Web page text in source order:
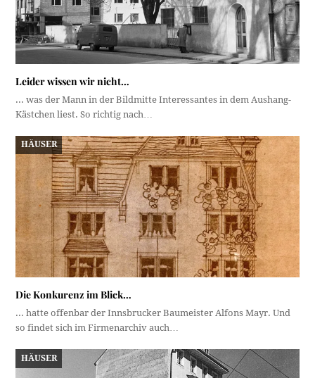
Leider wissen wir nicht…
... was der Mann in der Bildmitte Interessantes in dem Aushang-
Kästchen liest. So richtig nach…
HÄUSER
Die Konkurenz im Blick…
... hatte offenbar der Innsbrucker Baumeister Alfons Mayr. Und
so findet sich im Firmenarchiv auch…
HÄUSER